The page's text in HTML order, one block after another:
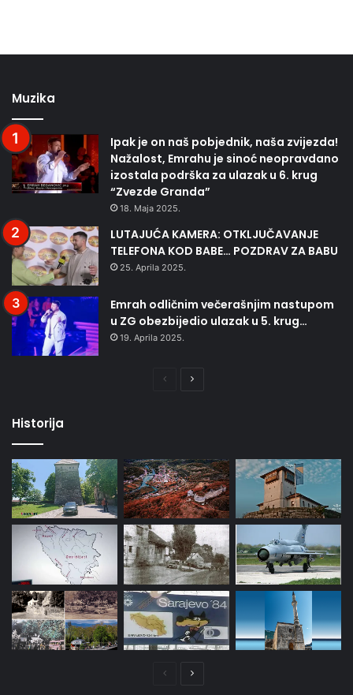
Muzika
Ipak je on naš pobjednik, naša zvijezda!
Nažalost, Emrahu je sinoć neopravdano
izostala podrška za ulazak u 6. krug
“Zvezde Granda”
18. Maja 2025.
LUTAJUĆA KAMERA: OTKLJUČAVANJE
TELEFONA KOD BABE… POZDRAV ZA BABU
25. Aprila 2025.
Emrah odličnim večerašnjim nastupom
u ZG obezbijedio ulazak u 5. krug…
19. Aprila 2025.
PrethodnaNaredna
Historija
PrethodnaNaredna